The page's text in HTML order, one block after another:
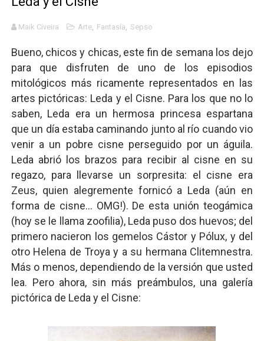
Pequeña Filmoteca Antifascista
Que no nos aplaste el Talón de Hierro
Pokémon: La película existencialista
Maik Civeira Arte, Fantasía, Sepso
Bueno, chicos y chicas, este fin de semana los dejo
para que disfruten de uno de los episodios
mitológicos más ricamente representados en las
artes pictóricas: Leda y el Cisne. Para los que no lo
saben, Leda era un hermosa princesa espartana
que un día estaba caminando junto al río cuando vio
venir a un pobre cisne perseguido por un águila.
Leda abrió los brazos para recibir al cisne en su
regazo, para llevarse un sorpresita: el cisne era
Zeus, quien alegremente fornicó a Leda (aún en
forma de cisne... OMG!). De esta unión teogámica
(hoy se le llama zoofilia), Leda puso dos huevos; del
primero nacieron los gemelos Cástor y Pólux, y del
otro Helena de Troya y a su hermana Clitemnestra.
Más o menos, dependiendo de la versión que usted
lea. Pero ahora, sin más preámbulos, una galería
pictórica de Leda y el Cisne: